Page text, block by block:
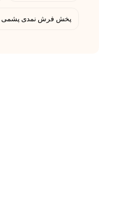
پخش فرش نمدی پشمی